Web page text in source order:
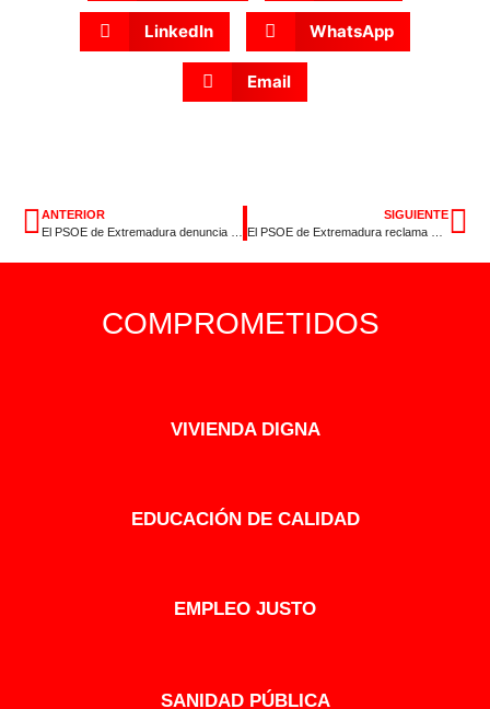
LinkedIn WhatsApp
Email
ANTERIOR
SIGUIENTE
COMPROMETIDOS
VIVIENDA DIGNA
EDUCACIÓN DE CALIDAD
EMPLEO JUSTO
SANIDAD PÚBLICA